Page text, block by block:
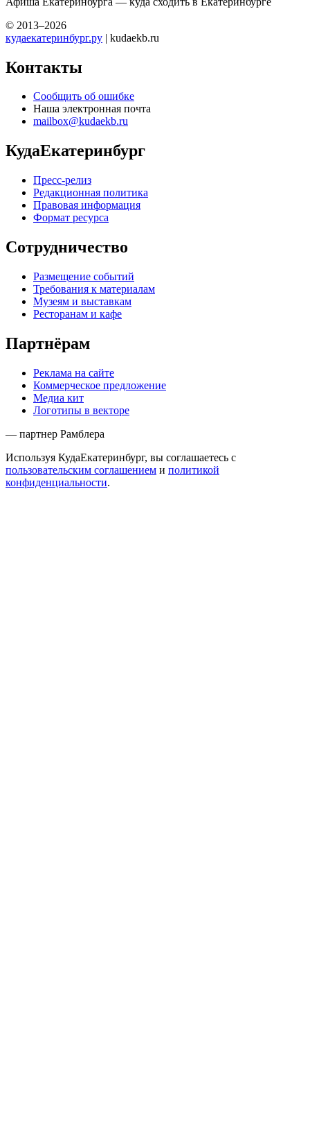
© 2013–2026
кудаекатеринбург.ру | kudaekb.ru
Контакты
Сообщить об ошибке
Наша электронная почта
mailbox@kudaekb.ru
КудаЕкатеринбург
Пресс-релиз
Редакционная политика
Правовая информация
Формат ресурса
Сотрудничество
Размещение событий
Требования к материалам
Музеям и выставкам
Ресторанам и кафе
Партнёрам
Реклама на сайте
Коммерческое предложение
Медиа кит
Логотипы в векторе
— партнер Рамблера
Используя КудаЕкатеринбург, вы соглашаетесь с
пользовательским соглашением и политикой
конфиденциальности.